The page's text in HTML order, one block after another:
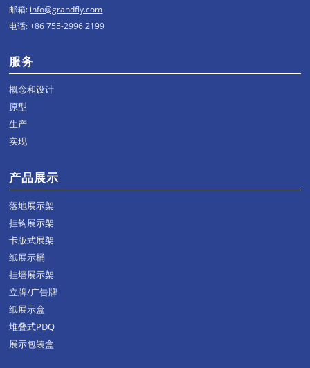
邮箱: info@grandfly.com
电话: +86 755-2996 2199
服务
概念和设计
原型
生产
实现
产品展示
落地展示架
挂钩展示架
卡版式展架
纸展示桶
挂墙展示架
立牌/广告牌
纸展示盒
堆叠式PDQ
展示包装盒